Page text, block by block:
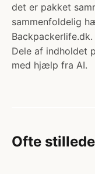
det er pakket
sammenfoldelig
Backpackerlife.dk.
Dele af indholdet
med hjælp fra AI.
Ofte